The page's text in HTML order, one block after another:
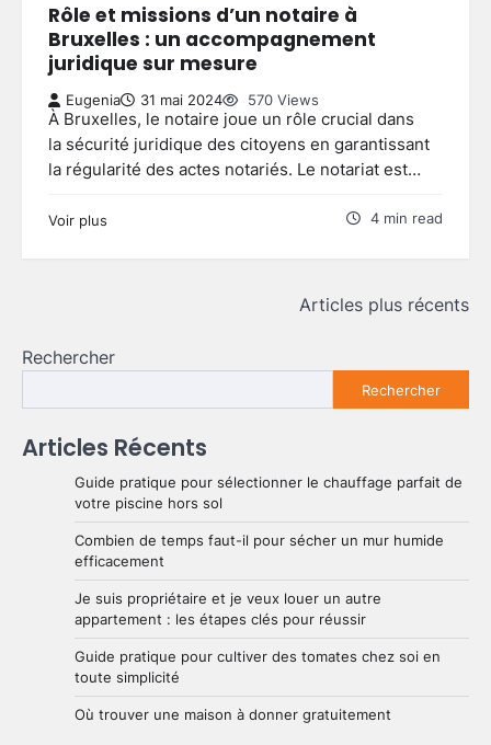
Rôle et missions d’un notaire à
Bruxelles : un accompagnement
juridique sur mesure
Eugenia 31 mai 2024 570 Views
À Bruxelles, le notaire joue un rôle crucial dans
la sécurité juridique des citoyens en garantissant
la régularité des actes notariés. Le notariat est…
Voir plus 4 min read
articles
Articles plus récents
Rechercher
Rechercher
Articles Récents
Guide pratique pour sélectionner le chauffage parfait de
votre piscine hors sol
Combien de temps faut-il pour sécher un mur humide
efficacement
Je suis propriétaire et je veux louer un autre
appartement : les étapes clés pour réussir
Guide pratique pour cultiver des tomates chez soi en
toute simplicité
Où trouver une maison à donner gratuitement